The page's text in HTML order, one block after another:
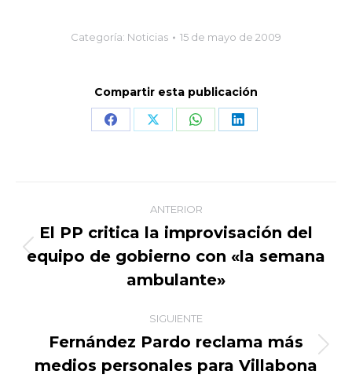
Categoría: Noticias 15 de mayo de 2009
Compartir esta publicación
Share Share Share Share
Navegación
entre
publicaciones
ANTERIOR
Publicación
anterior:
El PP critica la improvisación del
equipo de gobierno con «la semana
ambulante»
SIGUIENTE
Publicación
siguiente:
Fernández Pardo reclama más
medios personales para Villabona